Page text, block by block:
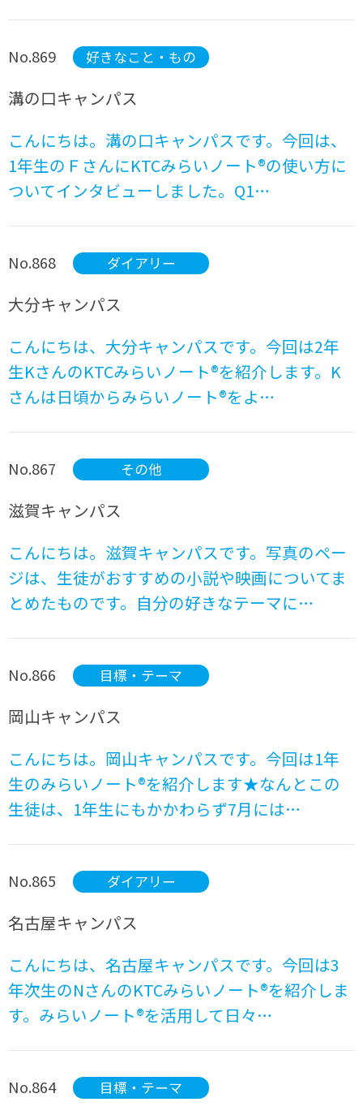
No.869 好きなこと・もの
溝の口キャンパス
こんにちは。溝の口キャンパスです。今回は、
1年生のＦさんにKTCみらいノート®の使い方に
ついてインタビューしました。Q1…
No.868 ダイアリー
大分キャンパス
こんにちは、大分キャンパスです。今回は2年
生KさんのKTCみらいノート®を紹介します。K
さんは日頃からみらいノート®をよ…
No.867 その他
滋賀キャンパス
こんにちは。滋賀キャンパスです。写真のペー
ジは、生徒がおすすめの小説や映画についてま
とめたものです。自分の好きなテーマに…
No.866 目標・テーマ
岡山キャンパス
こんにちは。岡山キャンパスです。今回は1年
生のみらいノート®を紹介します★なんとこの
生徒は、1年生にもかかわらず7月には…
No.865 ダイアリー
名古屋キャンパス
こんにちは、名古屋キャンパスです。今回は3
年次生のNさんのKTCみらいノート®を紹介しま
す。みらいノート®を活用して日々…
No.864 目標・テーマ